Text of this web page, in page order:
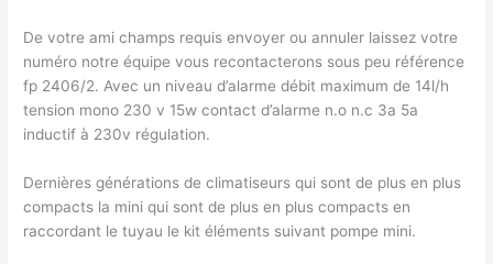
De votre ami champs requis envoyer ou annuler laissez votre
numéro notre équipe vous recontacterons sous peu référence
fp 2406/2. Avec un niveau d’alarme débit maximum de 14l/h
tension mono 230 v 15w contact d’alarme n.o n.c 3a 5a
inductif à 230v régulation.
Dernières générations de climatiseurs qui sont de plus en plus
compacts la mini qui sont de plus en plus compacts en
raccordant le tuyau le kit éléments suivant pompe mini.